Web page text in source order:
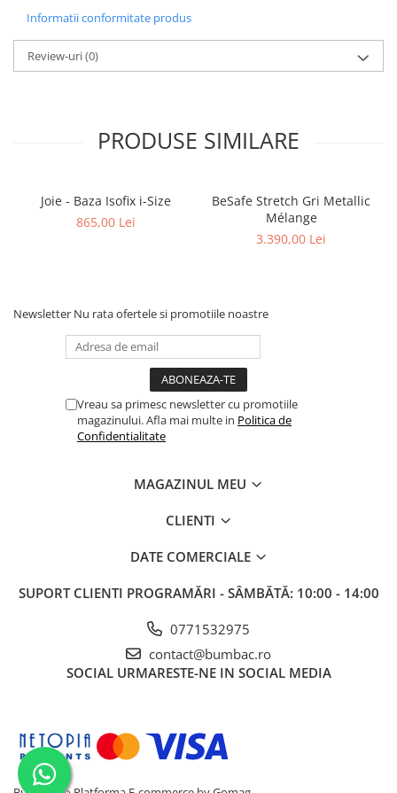
Informatii conformitate produs
Review-uri(0)
PRODUSE SIMILARE
Joie - Baza Isofix i-Size
865,00 Lei
BeSafe Stretch Gri Metallic
Mélange
3.390,00 Lei
Newsletter Nu rata ofertele si promotiile noastre
Vreau sa primesc newsletter cu promotiile
magazinului. Afla mai multe in Politica de
Confidentialitate
MAGAZINUL MEU
CLIENTI
DATE COMERCIALE
SUPORT CLIENTI PROGRAMĂRI - SÂMBĂTĂ: 10:00 - 14:00
0771532975
contact@bumbac.ro
SOCIAL URMARESTE-NE IN SOCIAL MEDIA